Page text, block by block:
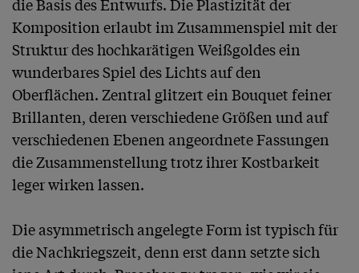
Komposition erlaubt im Zusammenspiel mit der
Struktur des hochkarätigen Weißgoldes ein
wunderbares Spiel des Lichts auf den
Oberflächen. Zentral glitzert ein Bouquet feiner
Brillanten, deren verschiedene Größen und auf
verschiedenen Ebenen angeordnete Fassungen
die Zusammenstellung trotz ihrer Kostbarkeit
leger wirken lassen.
Die asymmetrisch angelegte Form ist typisch für
die Nachkriegszeit, denn erst dann setzte sich